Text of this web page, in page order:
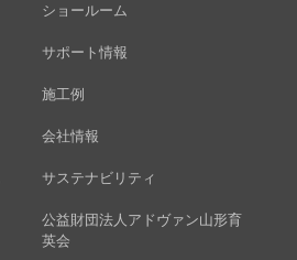
ショールーム
サポート情報
施工例
会社情報
サステナビリティ
公益財団法人アドヴァン山形育
英会